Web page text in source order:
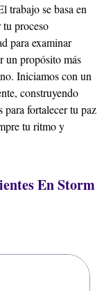
trabajo se basa en
tu proceso
para examinar
un propósito más
Iniciamos con un
construyendo
fortalecer tu paz
tu ritmo y
En Storm